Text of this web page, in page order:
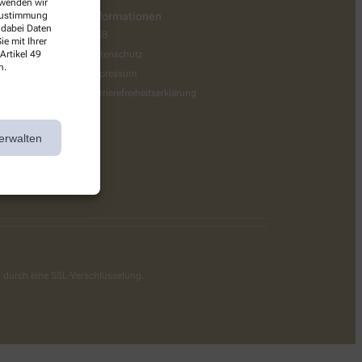
wir
Daten
mit Ihrer
49
Informationen
AGB
Datenschutz
Impressum
Barrierefreiheitserklärung
eine SSL-Verschlüsselung.